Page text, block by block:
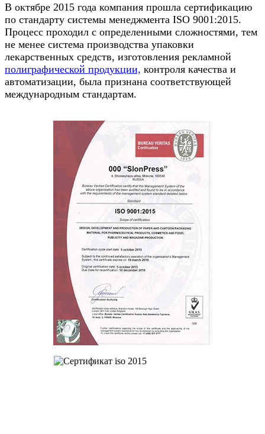
В октябре 2015 года компания прошла сертификацию
по стандарту системы менеджмента ISO 9001:2015.
Процесс проходил с определенными сложностями, тем
не менее система производства упаковки
лекарственных средств, изготовления рекламной
полиграфической продукции, контроля качества и
автоматизации, была признана соответствующей
международным стандартам.